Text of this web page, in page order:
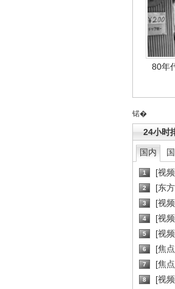
80年
锘�
24小时
国内
1 [视
2 [东
3 [视
4 [视
5 [视
6 [焦
7 [焦
8 [视